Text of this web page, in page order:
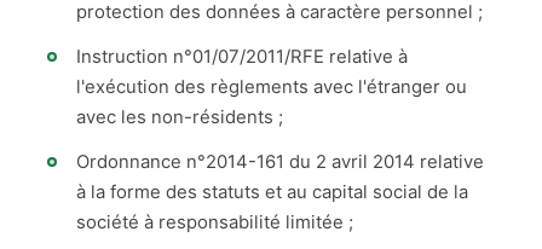
protection des données à caractère personnel ;
Instruction n°01/07/2011/RFE relative à
l'exécution des règlements avec l'étranger ou
avec les non-résidents ;
Ordonnance n°2014-161 du 2 avril 2014 relative
à la forme des statuts et au capital social de la
société à responsabilité limitée ;